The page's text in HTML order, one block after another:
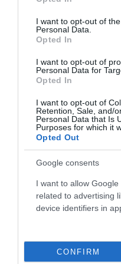
use your data for below
consent section.
I want to opt-out of
Personal Data.
Opted In
I want to opt-out of
Personal Data for
Opted In
I want to opt-out of
Retention, Sale, and/
Personal Data that Is
Purposes for which it
Opted Out
Google consents
I want to allow
related to advertising
device identifiers in
CONFIRM
Πρωταθλητής
στο πινγκ
Η γυναικεία ομάδα
κατέκτησε το
τίτλο από την πρώτη
21.05.2026 ΠΙΝΓΚ ΠΟΝΓΚ